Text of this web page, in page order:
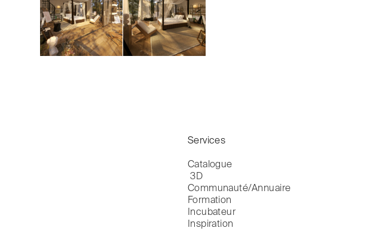
Services
Catalogue
3D
Communauté/Annuaire
Formation
Incubateur
Inspiration